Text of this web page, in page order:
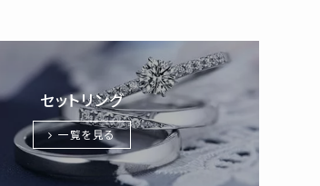
セットリング
一覧を見る